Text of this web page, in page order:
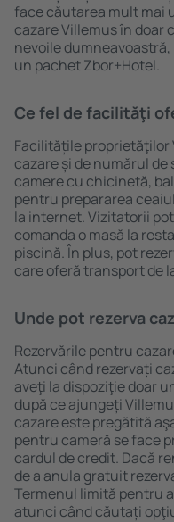
face căutarea mult mai
cazare Villemus în doar
nevoile
un pachet Zbor+Hotel.
Ce fel de facilităţi
Facilitățile proprietăţilor
cazare și de numărul
camere cu chicinetă,
pentru prepararea
la internet. Vizitatorii
comanda o masă la
piscină. În plus, pot
care oferă transport de
Unde pot rezerva
Rezervările pentru
Atunci când rezervați
aveţi la dispoziţie doar
după ce ajungeți
cazare este pregătită
pentru cameră se face
cardul de credit. Dacă
de a anula gratuit
Termenul limită pentru
atunci când căutați